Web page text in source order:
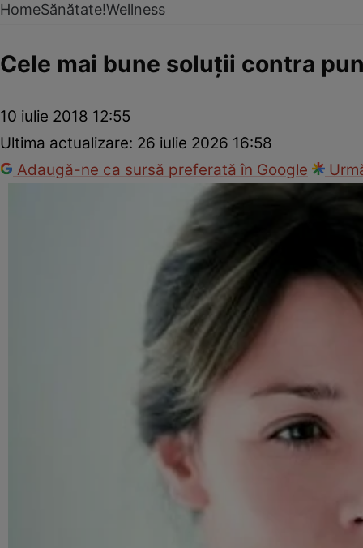
HomeSănătate!Wellness
Cele mai bune soluţii contra
10 iulie 2018 12:55
Ultima actualizare: 26 iulie 2026 16:58
Adaugă-ne ca sursă preferată în Google